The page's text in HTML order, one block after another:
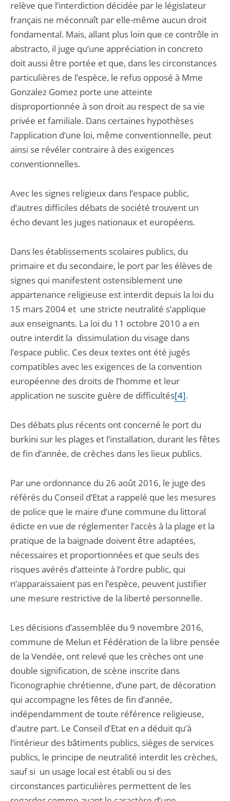
relève que l’interdiction décidée par le législateur
français ne méconnaît par elle-même aucun droit
fondamental. Mais, allant plus loin que ce contrôle in
abstracto, il juge qu’une appréciation in concreto
doit aussi être portée et que, dans les circonstances
particulières de l’espèce, le refus opposé à Mme
Gonzalez Gomez porte une atteinte
disproportionnée à son droit au respect de sa vie
privée et familiale. Dans certaines hypothèses
l’application d’une loi, même conventionnelle, peut
ainsi se révéler contraire à des exigences
conventionnelles.
Avec les signes religieux dans l’espace public,
d’autres difficiles débats de société trouvent un
écho devant les juges nationaux et européens.
Dans les établissements scolaires publics, du
primaire et du secondaire, le port par les élèves de
signes qui manifestent ostensiblement une
appartenance religieuse est interdit depuis la loi du
15 mars 2004 et une stricte neutralité s’applique
aux enseignants. La loi du 11 octobre 2010 a en
outre interdit la dissimulation du visage dans
l’espace public. Ces deux textes ont été jugés
compatibles avec les exigences de la convention
européenne des droits de l’homme et leur
application ne suscite guère de difficultés[4].
Des débats plus récents ont concerné le port du
burkini sur les plages et l’installation, durant les fêtes
de fin d’année, de crèches dans les lieux publics.
Par une ordonnance du 26 août 2016, le juge des
référés du Conseil d’Etat a rappelé que les mesures
de police que le maire d’une commune du littoral
édicte en vue de réglementer l’accès à la plage et la
pratique de la baignade doivent être adaptées,
nécessaires et proportionnées et que seuls des
risques avérés d’atteinte à l’ordre public, qui
n’apparaissaient pas en l’espèce, peuvent justifier
une mesure restrictive de la liberté personnelle.
Les décisions d’assemblée du 9 novembre 2016,
commune de Melun et Fédération de la libre pensée
de la Vendée, ont relevé que les crèches ont une
double signification, de scène inscrite dans
l’iconographie chrétienne, d’une part, de décoration
qui accompagne les fêtes de fin d’année,
indépendamment de toute référence religieuse,
d’autre part. Le Conseil d’Etat en a déduit qu’à
l’intérieur des bâtiments publics, sièges de services
publics, le principe de neutralité interdit les crèches,
sauf si un usage local est établi ou si des
circonstances particulières permettent de les